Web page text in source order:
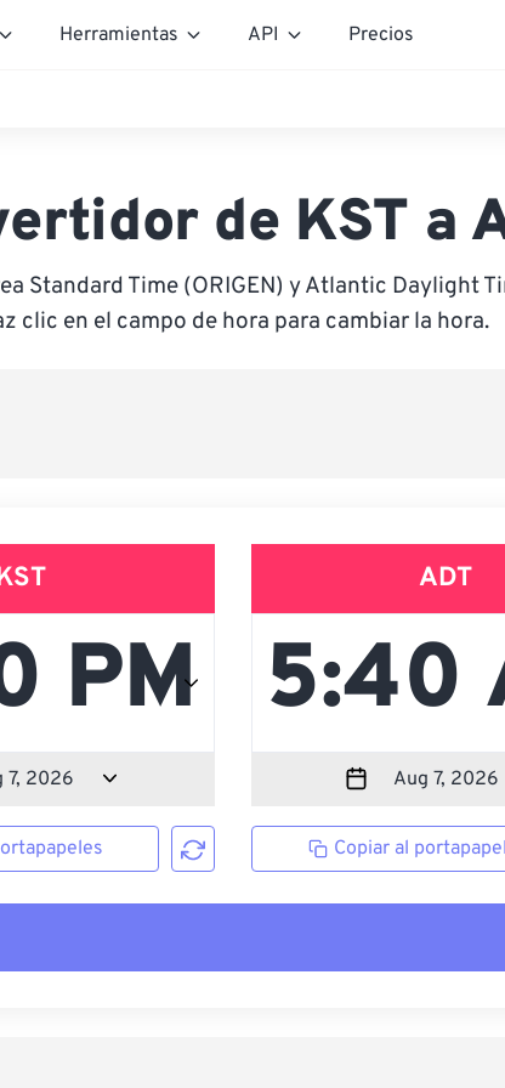
Herramientas API Precios
de KST a
Standard Time (ORIGEN) y Atlantic Daylight
clic en el campo de hora para cambiar la hora.
ADT
Copiar al